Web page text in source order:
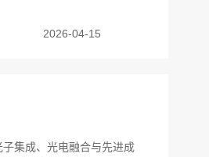
2026-04-15
集成、光电融合与先进成